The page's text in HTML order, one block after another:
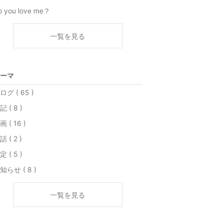
you love me？
一覧を見る
マ
グ ( 65 )
( 8 )
( 16 )
( 2 )
( 5 )
らせ ( 8 )
一覧を見る